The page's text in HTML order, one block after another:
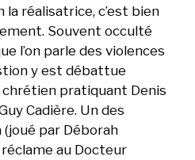
réalisatrice, c’est bien
Souvent occulté
l’on parle des violences
y est débattue
pratiquant Denis
Cadière. Un des
(joué par Déborah
réclame au Docteur